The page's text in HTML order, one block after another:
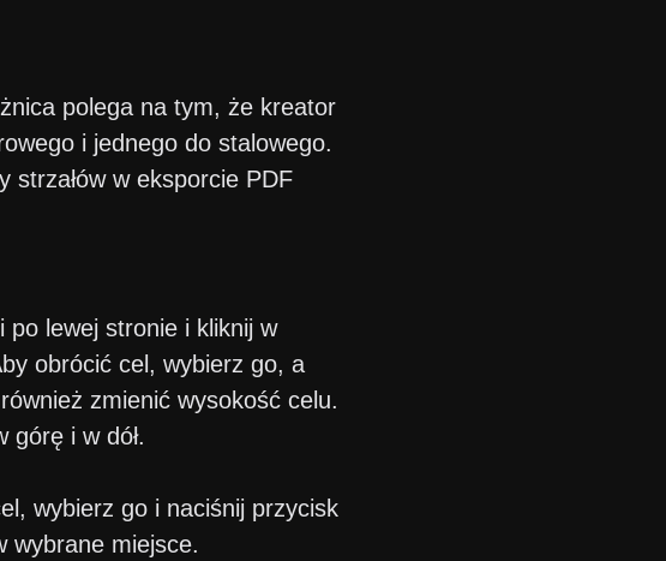
polega na tym, że kreator
i jednego do stalowego.
strzałów w eksporcie PDF
lewej stronie i kliknij w
obrócić cel, wybierz go, a
zmienić wysokość celu.
górę i w dół.
wybierz go i naciśnij przycisk
wybrane miejsce.